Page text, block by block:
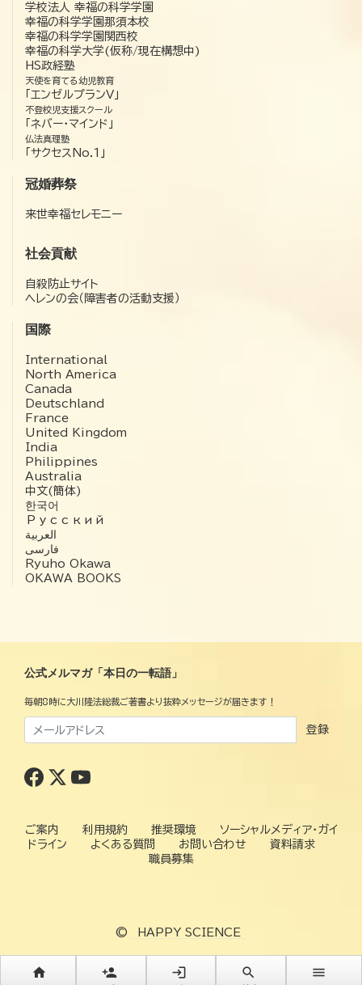
学校法人 幸福の科学学園
幸福の科学学園那須本校
幸福の科学学園関西校
幸福の科学大学(仮称/現在構想中)
HS政経塾
天使を育てる幼児教育
「エンゼルプランV」
不登校児支援スクール
「ネバー・マインド」
仏法真理塾
「サクセスNo.1」
冠婚葬祭
来世幸福セレモニー
社会貢献
自殺防止サイト
ヘレンの会（障害者の活動支援）
国際
International
North America
Canada
Deutschland
France
United Kingdom
India
Philippines
Australia
中文(簡体)
한국어
Русский
العربية‏
فارسی
Ryuho Okawa
OKAWA BOOKS
公式メルマガ「本日の一転語」
毎朝8時に大川隆法総裁ご著書より抜粋メッセージが届きます！
登録
ご案内 利用規約 推奨環境
ソーシャルメディア・ガイ
ドライン
よくある質問 お問い合わせ
資料請求
職員募集
© HAPPY SCIENCE
home person_add login search menu